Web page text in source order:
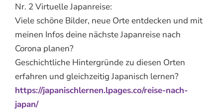
Nr. 2 Virtuelle Japanreise:
Viele schöne Bilder, neue Orte entdecken und mit
meinen Infos deine nächste Japanreise nach
Corona planen?
Geschichtliche Hintergründe zu diesen Orten
erfahren und gleichzeitig Japanisch lernen?
https://japanischlernen.lpages.co/reise-nach-
japan/